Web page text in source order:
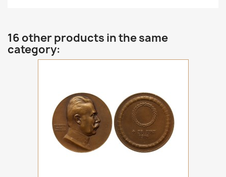
16 other products in the same
category: